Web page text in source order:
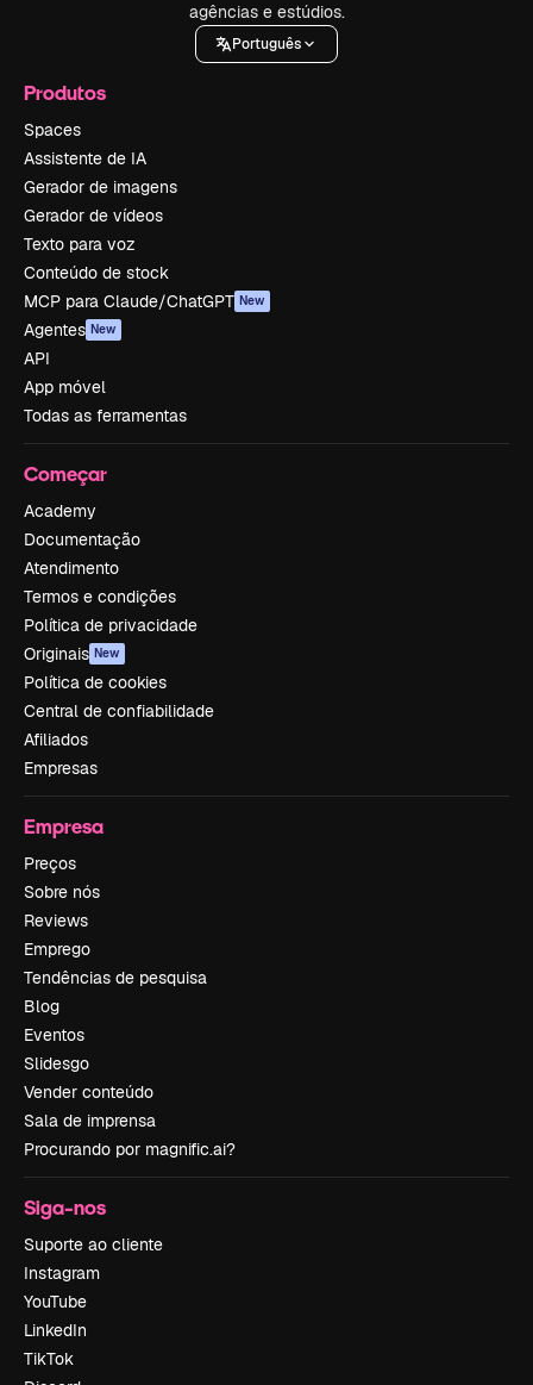
agências e estúdios.
Português
Produtos
Spaces
Assistente de IA
Gerador de imagens
Gerador de vídeos
Texto para voz
Conteúdo de stock
MCP para Claude/ChatGPT New
Agentes New
API
App móvel
Todas as ferramentas
Começar
Academy
Documentação
Atendimento
Termos e condições
Política de privacidade
Originais New
Política de cookies
Central de confiabilidade
Afiliados
Empresas
Empresa
Preços
Sobre nós
Reviews
Emprego
Tendências de pesquisa
Blog
Eventos
Slidesgo
Vender conteúdo
Sala de imprensa
Procurando por magnific.ai?
Siga-nos
Suporte ao cliente
Instagram
YouTube
LinkedIn
TikTok